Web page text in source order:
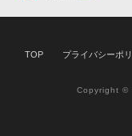
TOP プライバシーポ
Copyright ©